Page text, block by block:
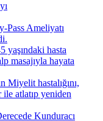
Pass Ameliyatı
yaşındaki hasta
masajıyla hayata
hastalığını,
ile atlatıp yeniden
Kunduracı